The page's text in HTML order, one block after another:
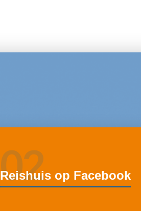
02
Reishuis op Facebook